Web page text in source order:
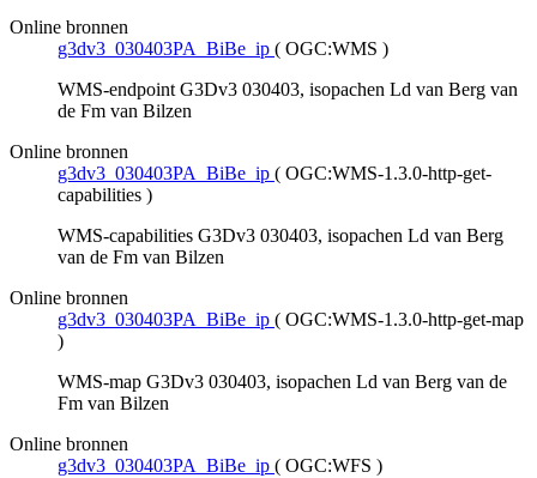
Online bronnen
g3dv3_030403PA_BiBe_ip ( OGC:WMS )
WMS-endpoint G3Dv3 030403, isopachen Ld van Berg van
de Fm van Bilzen
Online bronnen
g3dv3_030403PA_BiBe_ip ( OGC:WMS-1.3.0-http-get-
capabilities )
WMS-capabilities G3Dv3 030403, isopachen Ld van Berg
van de Fm van Bilzen
Online bronnen
g3dv3_030403PA_BiBe_ip ( OGC:WMS-1.3.0-http-get-map
)
WMS-map G3Dv3 030403, isopachen Ld van Berg van de
Fm van Bilzen
Online bronnen
g3dv3_030403PA_BiBe_ip ( OGC:WFS )